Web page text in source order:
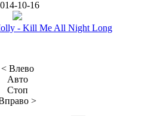
10-16
- Kill Me All Night Long
< Влево
Авто
Стоп
>